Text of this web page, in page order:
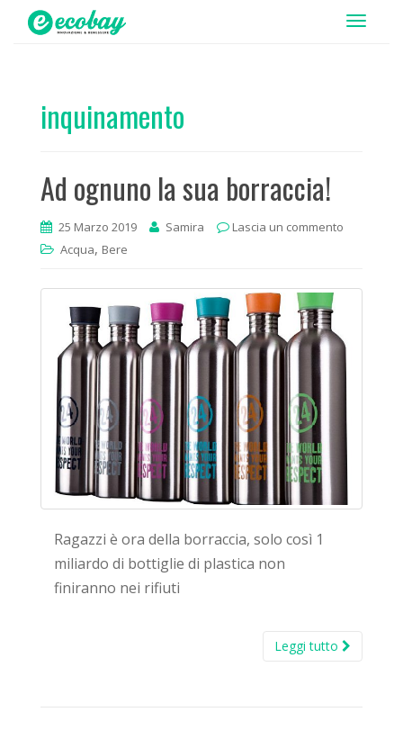
T
t
inquinamento
Ad ognuno la sua borraccia!
25 Marzo 2019 Samira
Lascia un commento
Acqua, Bere
Ragazzi è ora della borraccia, solo così 1
miliardo di bottiglie di plastica non
finiranno nei rifiuti
Leggi tutto